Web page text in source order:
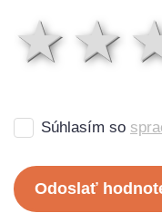
1
Súhlasím so
Odoslať